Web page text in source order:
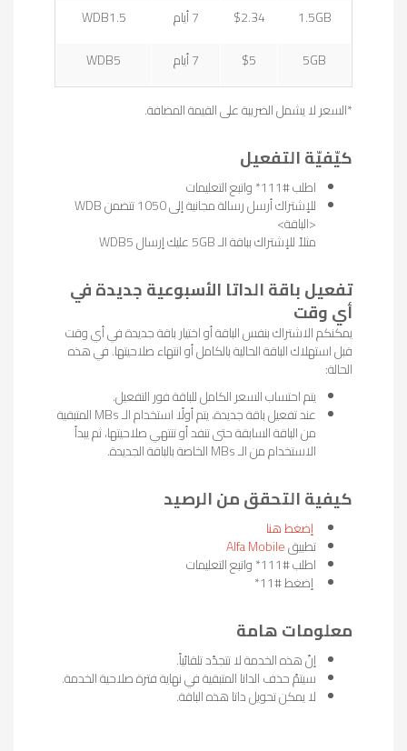
1.5GB
$2.34 7 أيام
WDB1.5
5GB
$5 7 أيام WDB5
*السعر لا يشمل الضريبة على القيمة المضافة.
كيّفيّة التفعيل
اطلب #111* واتبع التعليمات
للإشتراك أرسل رسالة مجانية إلى 1050 تتضمن WDB
<الباقة>
مثلاً للإشتراك بباقة الـ 5GB عليك إرسال WDB5
تفعيل باقة الداتا الأسبوعية جديدة في
أي وقت
يمكنكم الاشتراك بنفس الباقة أو اختيار باقة جديدة في أي وقت
قبل استهلاك الباقة الحالية بالكامل أو انتهاء صلاحيتها. في هذه
الحالة:
يتم احتساب السعر الكامل للباقة فور التفعيل.
عند تفعيل باقة جديدة، يتم أولًا استخدام الـ MBs المتبقية
من الباقة السابقة حتى تنفد أو تنتهي صلاحيتها، ثم يبدأ
الاستخدام من الـ MBs الخاصة بالباقة الجديدة.
كيفية التحقق من الرصيد
إضغط هنا
تطبيقAlfa Mobile
اطلب #111* واتبع التعليمات
إضغط #11*
معلومات هامة
إنّ هذه الخدمة لا تتجدّد تلقائياً.
سيتمّ حذف الداتا المتبقية في نهاية فترة صلاحية الخدمة.
لا يمكن تحويل داتا هذه الباقة.